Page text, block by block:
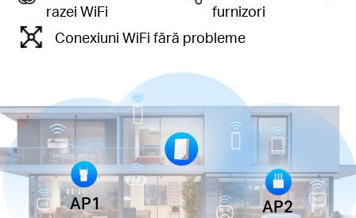
razei WiFi
furnizori
Conexiuni WiFi fără probleme
AP1 AP2